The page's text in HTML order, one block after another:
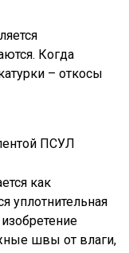
Когда
– откосы
ПСУЛ
как
уплотнительная
швы от влаги,